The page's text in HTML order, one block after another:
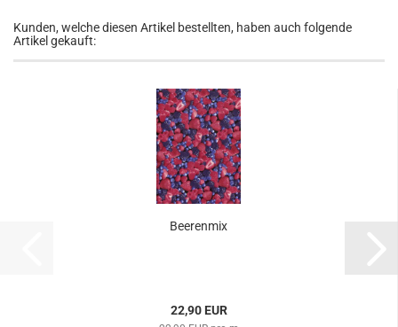
Kunden, welche diesen Artikel bestellten, haben auch folgende
Artikel gekauft:
Beerenmix
22,90 EUR